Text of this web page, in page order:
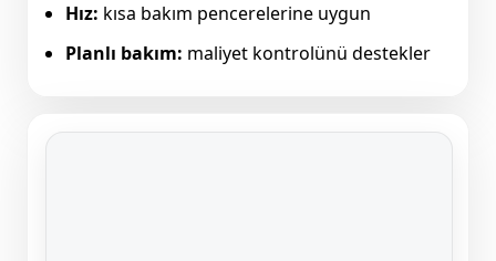
Hız: kısa bakım pencerelerine uygun
Planlı bakım: maliyet kontrolünü destekler